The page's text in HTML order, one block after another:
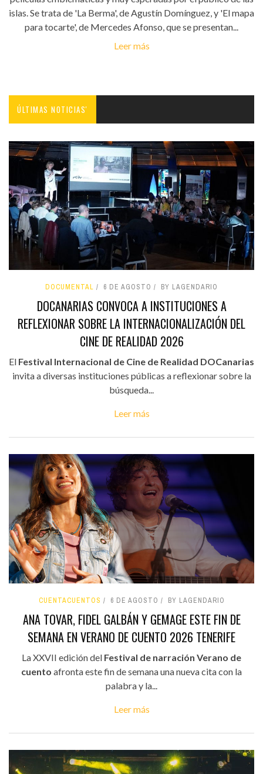
islas. Se trata de 'La Berma', de Agustín Domínguez, y 'El mapa
para tocarte', de Mercedes Afonso, que se presentan...
Leer más
ÚLTIMAS NOTICIAS'
DOCUMENTAL 6 DE AGOSTO BY LAGENDARIO
DOCANARIAS CONVOCA A INSTITUCIONES A
REFLEXIONAR SOBRE LA INTERNACIONALIZACIÓN DEL
CINE DE REALIDAD 2026
El Festival Internacional de Cine de Realidad DOCanarias
invita a diversas instituciones públicas a reflexionar sobre la
búsqueda...
Leer más
CUENTACUENTOS 6 DE AGOSTO BY LAGENDARIO
ANA TOVAR, FIDEL GALBÁN Y GEMAGE ESTE FIN DE
SEMANA EN VERANO DE CUENTO 2026 TENERIFE
La XXVII edición del Festival de narración Verano de
cuento afronta este fin de semana una nueva cita con la
palabra y la...
Leer más